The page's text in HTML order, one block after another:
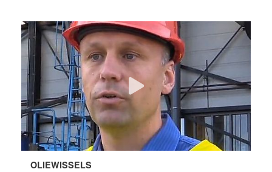
OLIEWISSELS